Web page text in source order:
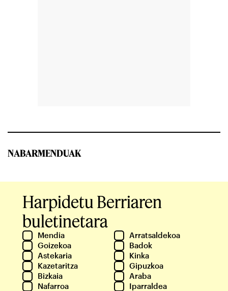
NABARMENDUAK
Harpidetu Berriaren
buletinetara
Mendia
Arratsaldekoa
Goizekoa
Badok
Astekaria
Kinka
Kazetaritza
Gipuzkoa
Bizkaia
Araba
Nafarroa
Iparraldea